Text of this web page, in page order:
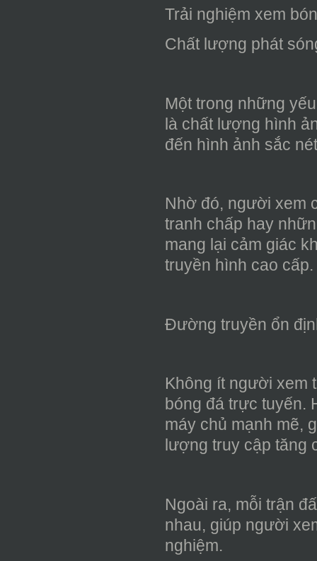
Trải nghiệm xem
Chất lượng phát
Một trong những
là chất lượng hình
đến hình ảnh sắc
Nhờ đó, người xem
tranh chấp hay
mang lại cảm giác
truyền hình cao cấp.
Đường truyền ổn
Không ít người xem
bóng đá trực tuyến.
máy chủ mạnh mẽ,
lượng truy cập tăng
Ngoài ra, mỗi trận
nhau, giúp người
nghiệm.